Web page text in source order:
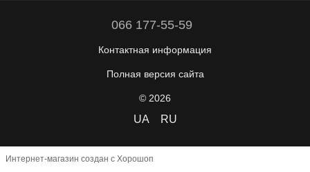
066 177-55-59
Контактная информация
Полная версия сайта
© 2026
UA RU
Интернет-магазин создан с Хорошоп